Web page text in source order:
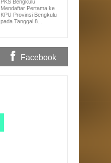
Bengkulu pada
Tanggal 8 Pukul 8
PKS Bengkulu
Mendaftar Pertama ke
KPU Provinsi Bengkulu
pada Tanggal 8...
Facebook